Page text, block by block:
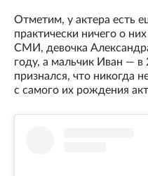
Отметим, у актера есть
практически ничего о
СМИ, девочка
году, а мальчик Иван — в
признался, что никогда
с самого их рождения